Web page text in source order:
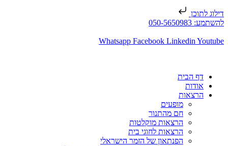
דילוג לתוכן
להשתמע: 050-5650983
Whatsapp Facebook Linkedin Youtube
דף הבית
אודות
הרצאות
מופעים
חם מהתנור
הרצאות מוקלטות
הרצאות לחוגי בית
הפנתאון של הזמר הישראלי